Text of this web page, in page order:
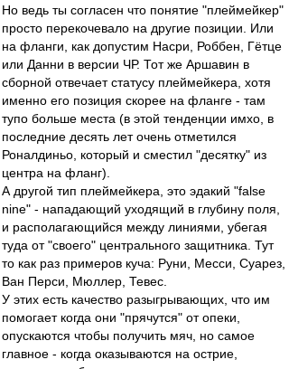
Но ведь ты согласен что понятие "плеймейкер"
просто перекочевало на другие позиции. Или
на фланги, как допустим Насри, Роббен, Гётце
или Данни в версии ЧР. Тот же Аршавин в
сборной отвечает статусу плеймейкера, хотя
именно его позиция скорее на фланге - там
тупо больше места (в этой тенденции имхо, в
последние десять лет очень отметился
Роналдиньо, который и сместил "десятку" из
центра на фланг).
А другой тип плеймейкера, это эдакий "false
nine" - нападающий уходящий в глубину поля,
и располагающийся между линиями, убегая
туда от "своего" центрального защитника. Тут
то как раз примеров куча: Руни, Месси, Суарез,
Ван Перси, Мюллер, Тевес.
У этих есть качество разыгрывающих, что им
помогает когда они "прячутся" от опеки,
опускаются чтобы получить мяч, но самое
главное - когда оказываются на острие,